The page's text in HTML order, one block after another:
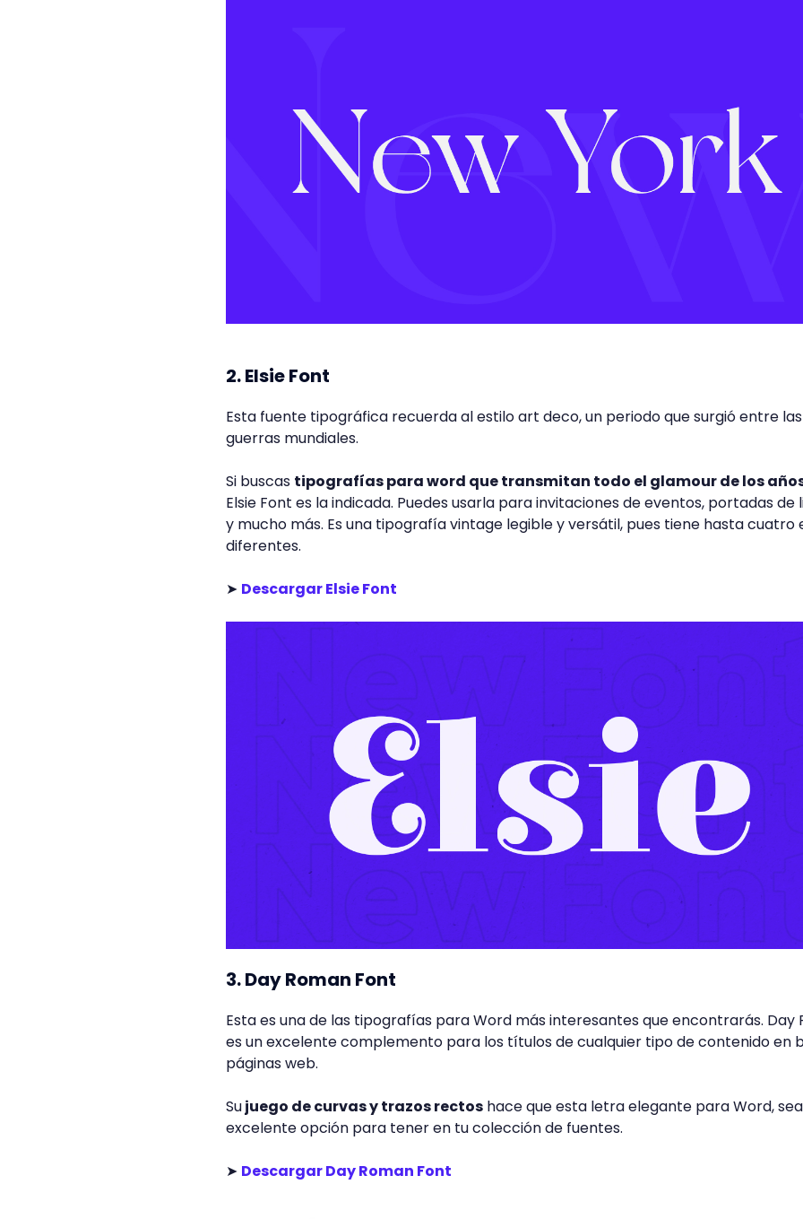
2. Elsie Font
Esta fuente tipográfica recuerda al estilo art deco, un periodo que surgió entre
guerras mundiales.
Si buscas tipografías para word que transmitan todo el glamour de los
Elsie Font es la indicada. Puedes usarla para invitaciones de eventos, portadas de
y mucho más. Es una tipografía vintage legible y versátil, pues tiene hasta cuatro
diferentes.
➤ Descargar Elsie Font
3. Day Roman Font
Esta es una de las tipografías para Word más interesantes que encontrarás. Day
es un excelente complemento para los títulos de cualquier tipo de contenido en
páginas web.
Sujuego de curvas y trazos rectos hace que esta letra elegante para Word,
excelente opción para tener en tu colección de fuentes.
➤ Descargar Day Roman Font